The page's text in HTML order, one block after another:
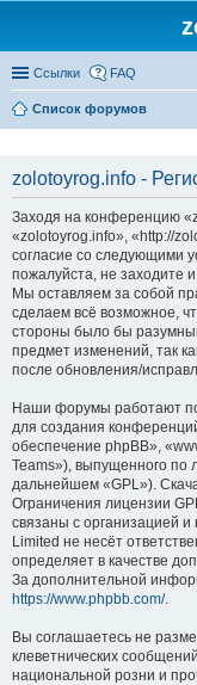
Ссылки FAQ
Список форумов
zolotoyrog.info -
Заходя на конференцию
«zolotoyrog.info», «http://
согласие со следующими
пожалуйста, не заходите
Мы оставляем за собой
сделаем всё возможное,
стороны было бы
предмет изменений, так
после обновления/
Наши форумы работают
для создания
обеспечение phpBB»,
Teams»), выпущенного по
дальнейшем «GPL»).
Ограничения лицензии
связаны с организацией
Limited не несёт
определяет в качестве
За дополнительной
https://www.phpbb.com/.
Вы соглашаетесь не
клеветнических
национальной розни и